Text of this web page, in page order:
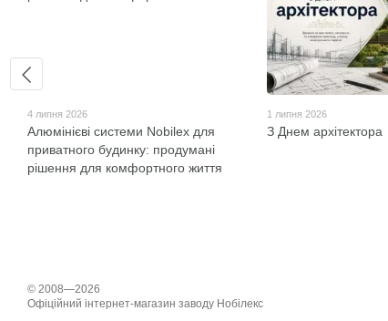
4 липня 2026
Алюмінієві системи Nobilex для
приватного будинку: продумані
рішення для комфортного життя
1 липня 2026
З Днем архітектора
© 2008—2026
Офіційний інтернет-магазин заводу Нобілекс